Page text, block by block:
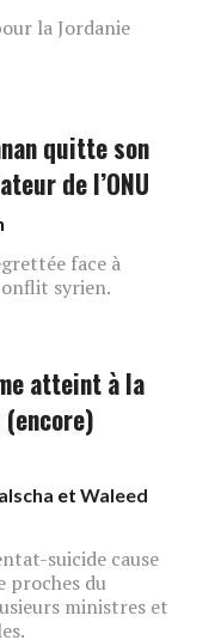
la Jordanie
quitte son
de l’ONU
face à
syrien.
atteint à la
etWaleed
suicide cause
proches du
ministres et